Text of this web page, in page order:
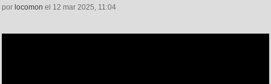
por locomon el 12 mar 2025, 11:04